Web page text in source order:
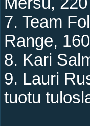
7. Team
Range,
8. Kari
9. Lauri
tuotu